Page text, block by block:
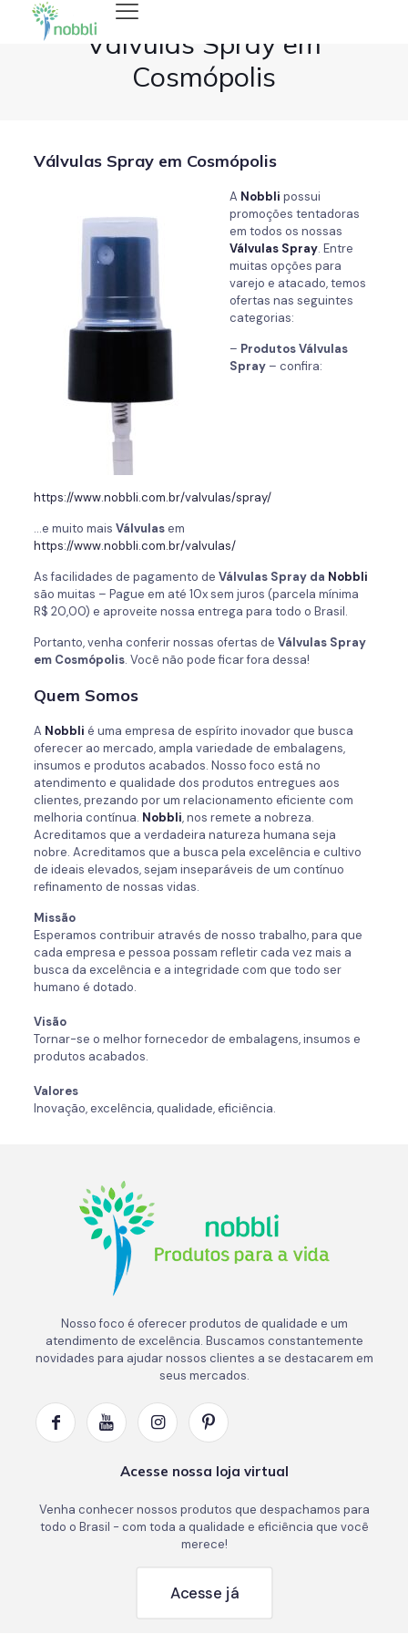
Válvulas Spray em
Cosmópolis
Válvulas Spray em Cosmópolis
A Nobbli possui
promoções tentadoras
em todos os nossas
Válvulas Spray. Entre
muitas opções para
varejo e atacado, temos
ofertas nas seguintes
categorias:
– Produtos Válvulas
Spray– confira:
https://www.nobbli.com.br/valvulas/spray/
…e muito mais Válvulasem
https://www.nobbli.com.br/valvulas/
As facilidades de pagamento de Válvulas Spray da Nobbli
são muitas – Pague em até 10x sem juros (parcela mínima
R$ 20,00) e aproveite nossa entrega para todo o Brasil.
Portanto, venha conferir nossas ofertas de Válvulas Spray
em Cosmópolis. Você não pode ficar fora dessa!
Quem Somos
A Nobbli é uma empresa de espírito inovador que busca
oferecer ao mercado, ampla variedade de embalagens,
insumos e produtos acabados. Nosso foco está no
atendimento e qualidade dos produtos entregues aos
clientes, prezando por um relacionamento eficiente com
melhoria contínua. Nobbli, nos remete a nobreza.
Acreditamos que a verdadeira natureza humana seja
nobre. Acreditamos que a busca pela excelência e cultivo
de ideais elevados, sejam inseparáveis de um contínuo
refinamento de nossas vidas.
Missão
Esperamos contribuir através de nosso trabalho, para que
cada empresa e pessoa possam refletir cada vez mais a
busca da excelência e a integridade com que todo ser
humano é dotado.
Visão
Tornar-se o melhor fornecedor de embalagens, insumos e
produtos acabados.
Valores
Inovação, excelência, qualidade, eficiência.
Nosso foco é oferecer produtos de qualidade e um
atendimento de excelência. Buscamos constantemente
novidades para ajudar nossos clientes a se destacarem em
seus mercados.
Acesse nossa loja virtual
Venha conhecer nossos produtos que despachamos para
todo o Brasil - com toda a qualidade e eficiência que você
merece!
Acesse já